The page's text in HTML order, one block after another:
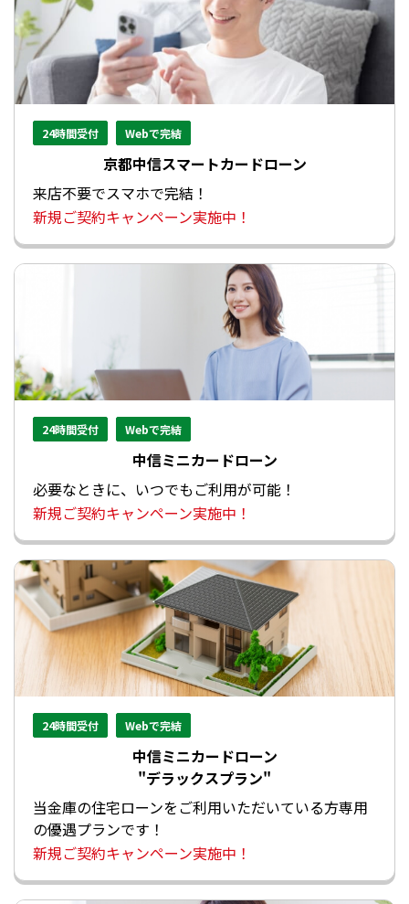
24時間受付 Webで完結
京都中信スマートカードローン
来店不要でスマホで完結！
新規ご契約キャンペーン実施中！
24時間受付 Webで完結
中信ミニカードローン
必要なときに、いつでもご利用が可能！
新規ご契約キャンペーン実施中！
24時間受付 Webで完結
中信ミニカードローン
"デラックスプラン"
当金庫の住宅ローンをご利用いただいている方専用
の優遇プランです！
新規ご契約キャンペーン実施中！